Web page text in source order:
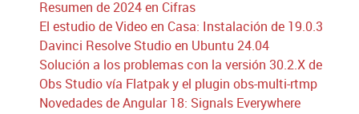
Resumen de 2024 en Cifras
El estudio de Video en Casa: Instalación de 19.0.3
Davinci Resolve Studio en Ubuntu 24.04
Solución a los problemas con la versión 30.2.X de
Obs Studio vía Flatpak y el plugin obs-multi-rtmp
Novedades de Angular 18: Signals Everywhere